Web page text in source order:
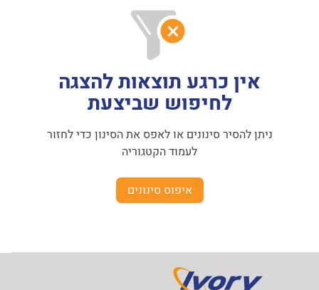
אין כרגע תוצאות להצגה
לחיפוש שביצעת
ניתן להסיר סינונים או לאפס את הסינון כדי לחזור
לעמוד הקטגוריה
איפוס סינונים